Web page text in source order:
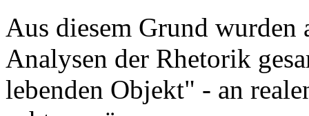
Aus diesem Grund
Analysen der Rhetorik
lebenden Objekt" - an